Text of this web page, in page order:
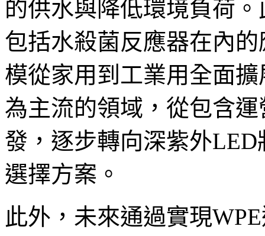
的供水與降低環境負荷
包括水殺菌反應器在內
模從家用到工業用全面
為主流的領域，從包含
發，逐步轉向深紫外
選擇方案。
此外，未來通過實現